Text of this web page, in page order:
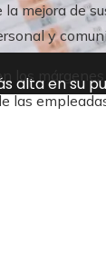
alta en su
mejora de
y
los márgenes
las